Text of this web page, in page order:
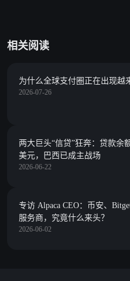
相关阅读
为什么全球支付圈正在出现越
2026-07-26
两大巨头“信贷”狂奔：贷款余
美元，巴西已成主战场
2026-06-22
专访 Alpaca CEO：币安、
服务商，究竟什么来头？
2026-06-02